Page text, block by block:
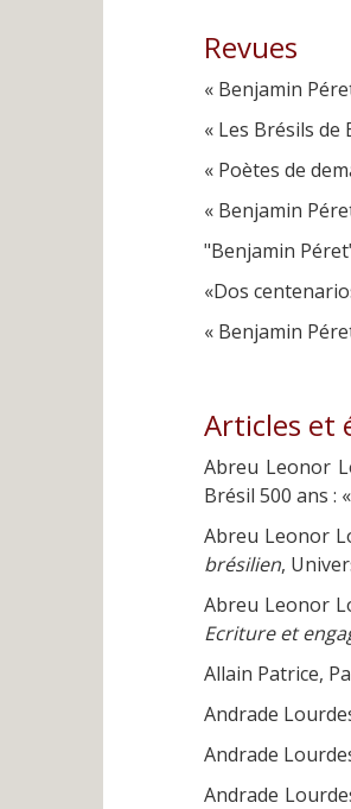
Revues
« Benjamin
« Les Brésils
« Poètes de
« Benjamin
"Benjamin
«Dos
« Benjamin
Articles et
Abreu Leonor
Brésil 500 ans :
Abreu Leonor
brésilien,
Abreu Leonor
Ecriture et
Allain Patrice,
Andrade
Andrade
Andrade